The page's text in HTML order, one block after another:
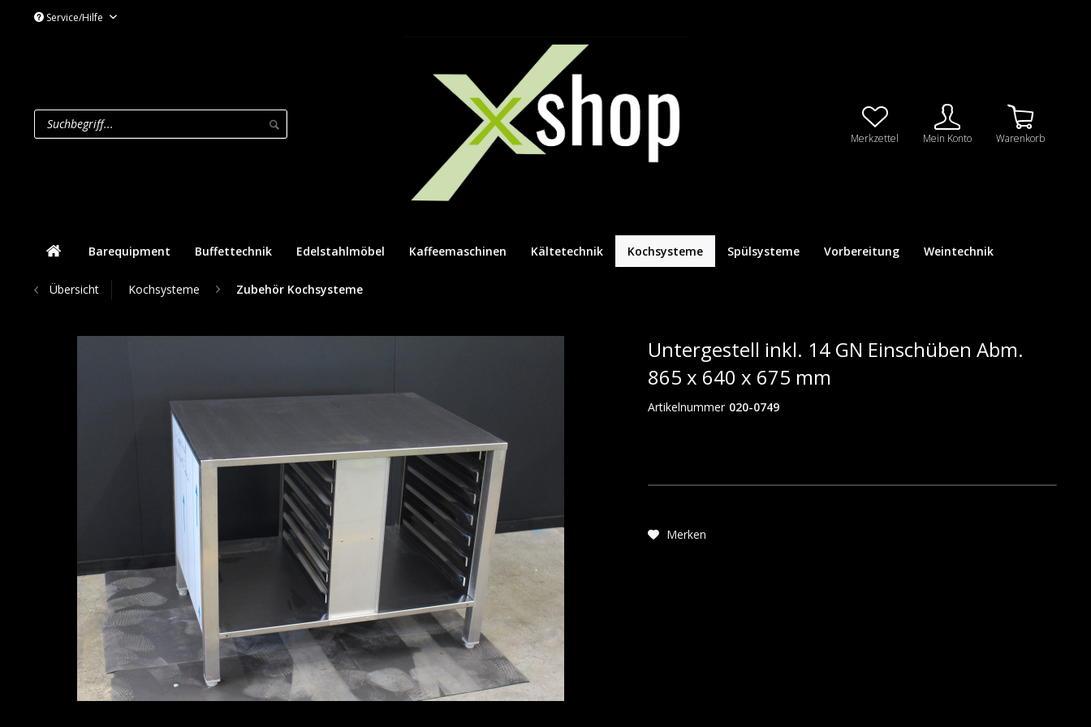
Service/Hilfe
Merkzettel Mein Konto Warenkorb
Barequipment Buffettechnik Edelstahlmöbel Kaffeemaschinen Kältetechnik Kochsysteme Spülsysteme Vorbereitung Weintechnik
Übersicht Kochsysteme Zubehör Kochsysteme
Untergestell inkl. 14 GN Einschüben Abm.
865 x 640 x 675 mm
Artikelnummer 020-0749
Merken